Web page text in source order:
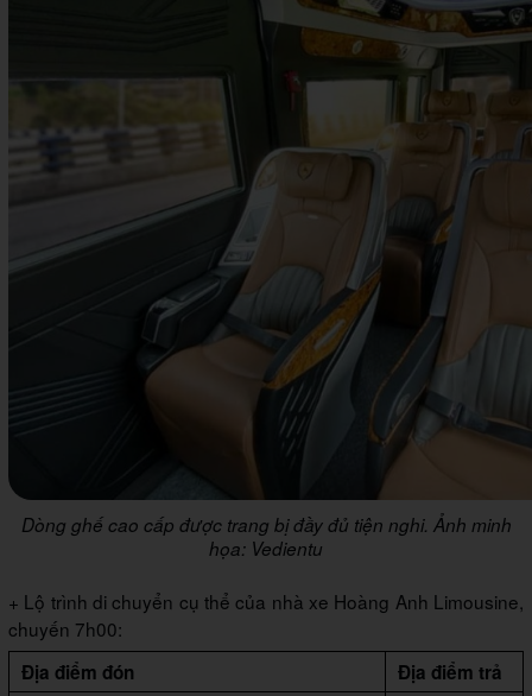
Dòng ghế cao cấp được trang bị đầy đủ tiện nghi. Ảnh minh
họa: Vedientu
+ Lộ trình di chuyển cụ thể của nhà xe Hoàng Anh Limousine,
chuyến 7h00:
Địa điểm đón
Địa điểm trả